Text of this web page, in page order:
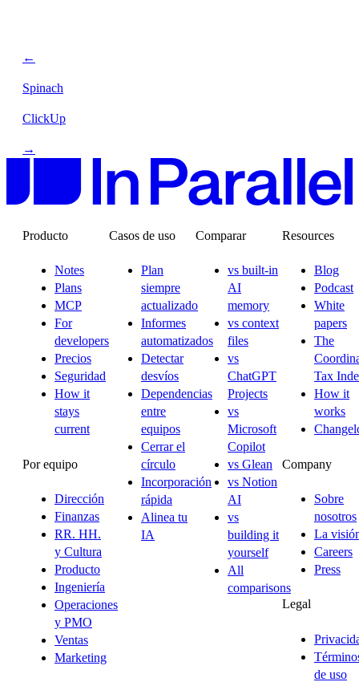
←
Spinach
ClickUp
→
Producto
Notes
Plans
MCP
For
developers
Precios
Seguridad
How it
stays
current
Por equipo
Dirección
Finanzas
RR. HH.
y Cultura
Producto
Ingeniería
Operaciones
y PMO
Ventas
Marketing
Casos de uso
Plan
siempre
actualizado
Informes
automatizados
Detectar
desvíos
Dependencias
entre
equipos
Cerrar el
círculo
Incorporación
rápida
Alinea tu
IA
Comparar
vs built-in
AI
memory
vs context
files
vs
ChatGPT
Projects
vs
Microsoft
Copilot
vs Glean
vs Notion
AI
vs
building it
yourself
All
comparisons
Resources
Blog
Podcast
White
papers
The
Tax
How it
works
Company
Sobre
nosotros
La
Careers
Press
Legal
de uso